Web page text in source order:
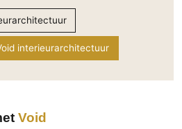
interieurarchitectuur
Void